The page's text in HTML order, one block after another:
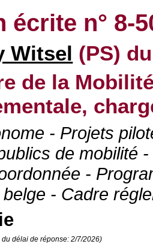
écrite n° 8-
Witsel (PS)
de la
- Projets
de mobilité
-
- Cadre
du délai de réponse: 2/7/2026)